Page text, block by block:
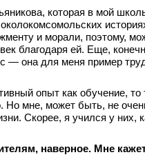
которая в мой
и морали, поэтому,
благодаря ей. Еще,
— она для меня пример
опыт как обучение, то
Но мне, может быть, не
Скорее, я учился у них,
наверное. Мне